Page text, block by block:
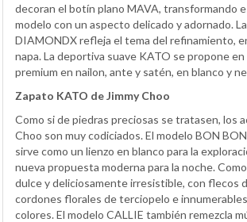
decoran el botín plano MAVA, transformando
modelo con un aspecto delicado y adornado.
DIAMONDX refleja el tema del refinamiento,
napa. La deportiva suave KATO se propone
premium en nailon, ante y satén, en blanco y
Zapato KATO de Jimmy Choo
Como si de piedras preciosas se tratasen, los
Choo son muy codiciados. El modelo BON
sirve como un lienzo en blanco para la
nueva propuesta moderna para la noche.
dulce y deliciosamente irresistible, con flecos
cordones florales de terciopelo e
colores. El modelo CALLIE también remezcla